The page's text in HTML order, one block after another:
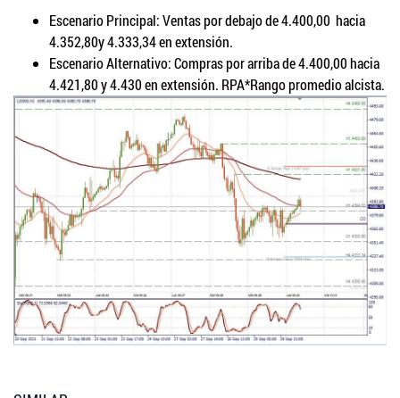
Escenario Principal: Ventas por debajo de 4.400,00 hacia
4.352,80y 4.333,34 en extensión.
Escenario Alternativo: Compras por arriba de 4.400,00 hacia
4.421,80 y 4.430 en extensión. RPA*Rango promedio alcista.